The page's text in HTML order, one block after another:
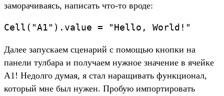
заморачиваясь, написать что-то вроде:
Далее запускаем сценарий с помощью кнопки на
панели тулбара и получаем нужное значение в ячейке
A1! Недолго думая, я стал наращивать функционал,
который мне был нужен. Пробую импортировать